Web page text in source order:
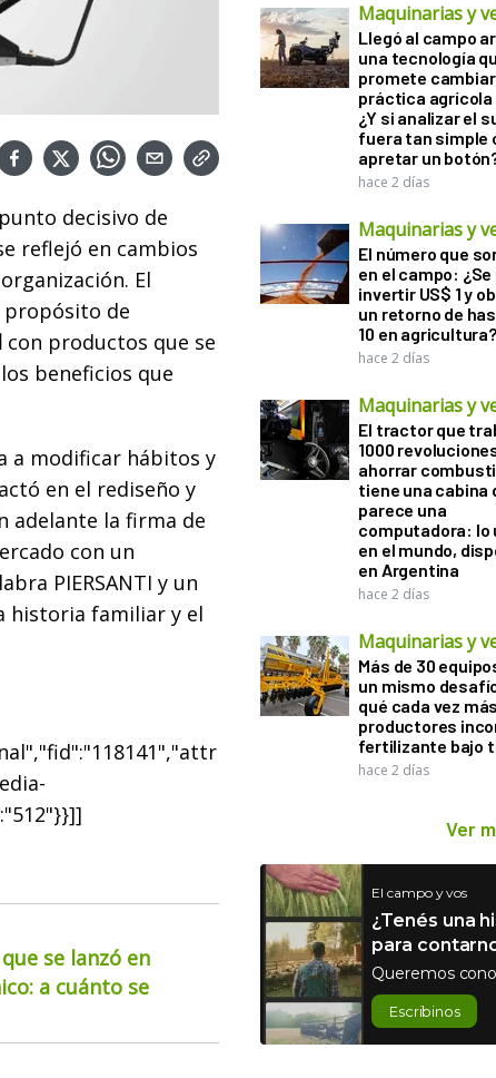
decisivo de
reflejó en cambios
El
propósito de
con productos que se
beneficios que
a modificar hábitos y
en el rediseño y
adelante la firma de
con un
PIERSANTI y un
historia familiar y el
se lanzó en
a cuánto se
Maquinarias y
Llegó al campo
una tecnología
promete
práctica agrícola
¿Y si analizar el
fuera tan simple
apretar un
hace 2 días
Maquinarias y
El número que
en el campo: ¿Se
invertir US$ 1 y
un retorno de
10 en agricultura?
hace 2 días
Maquinarias y
El tractor que
1000
ahorrar
tiene una cabina
parece una
computadora: lo
en el mundo,
en Argentina
hace 2 días
Maquinarias y
Más de 30
un mismo
qué cada vez más
productores
fertilizante bajo
hace 2 días
Ver
El campo y vos
¿Tenés una
para
Queremos
Escribinos